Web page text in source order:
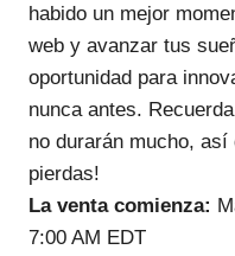
habido un mejor
web y avanzar tus
oportunidad para
nunca antes.
no durarán mucho,
pierdas!
La venta comienza:
7:00 AM EDT